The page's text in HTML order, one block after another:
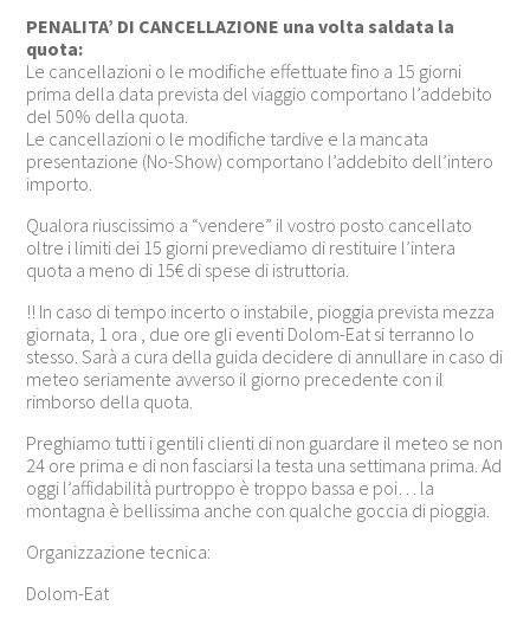
PENALITA’ DI CANCELLAZIONE una volta saldata la
quota:
Le cancellazioni o le modifiche effettuate fino a 15 giorni
prima della data prevista del viaggio comportano l’addebito
del 50% della quota.
Le cancellazioni o le modifiche tardive e la mancata
presentazione (No-Show) comportano l’addebito dell’intero
importo.
Qualora riuscissimo a “vendere” il vostro posto cancellato
oltre i limiti dei 15 giorni prevediamo di restituire l’intera
quota a meno di 15€ di spese di istruttoria.
!! In caso di tempo incerto o instabile, pioggia prevista mezza
giornata, 1 ora , due ore gli eventi Dolom-Eat si terranno lo
stesso. Sarà a cura della guida decidere di annullare in caso di
meteo seriamente avverso il giorno precedente con il
rimborso della quota.
Preghiamo tutti i gentili clienti di non guardare il meteo se non
24 ore prima e di non fasciarsi la testa una settimana prima. Ad
oggi l’affidabilità purtroppo è troppo bassa e poi… la
montagna è bellissima anche con qualche goccia di pioggia.
Organizzazione tecnica:
Dolom-Eat